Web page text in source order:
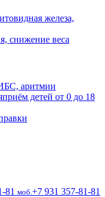
железа,
снижение веса
аритмии
приём детей от 0 до 18
моб. +7 931 357‑81‑81